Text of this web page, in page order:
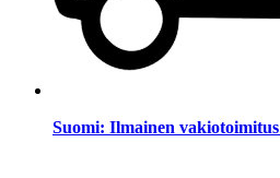
Suomi: Ilmainen vakiotoimitus